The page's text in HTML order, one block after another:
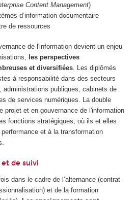
Content Management)
d’information documentaire
de ressources
de l'information devient un enjeu
les perspectives
et diversifiées. Les diplômés
à responsabilité dans des secteurs
administrations publiques, cabinets de
de services numériques. La double
projet et en gouvernance de l'information
fonctions stratégiques, où ils et elles
et à la transformation
de suivi
dans le cadre de l’alternance (contrat
et de la formation